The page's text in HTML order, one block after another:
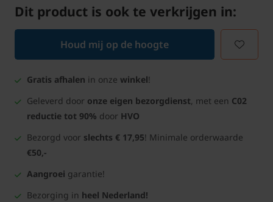
Dit product is ook te verkrijgen in:
Houd mij op de hoogte
Gratis afhalen in onze winkel!
Geleverd door onze eigen bezorgdienst, met een C02
reductie tot 90% door HVO
Bezorgd voor slechts € 17,95! Minimale orderwaarde
€50,-
Aangroei garantie!
Bezorging in heel Nederland!